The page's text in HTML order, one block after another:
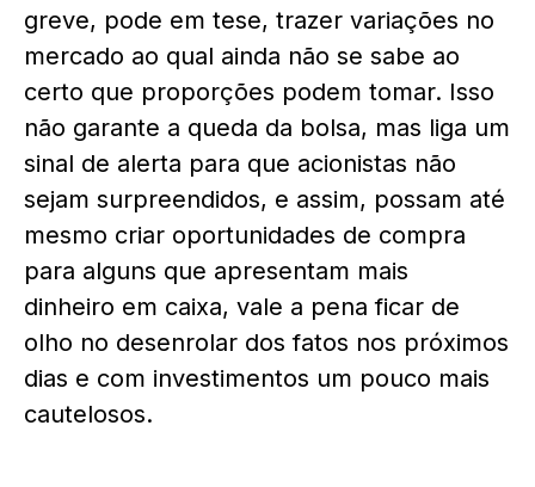
greve, pode em tese, trazer variações no
mercado ao qual ainda não se sabe ao
certo que proporções podem tomar. Isso
não garante a queda da bolsa, mas liga um
sinal de alerta para que acionistas não
sejam surpreendidos, e assim, possam até
mesmo criar oportunidades de compra
para alguns que apresentam mais
dinheiro em caixa, vale a pena ficar de
olho no desenrolar dos fatos nos próximos
dias e com investimentos um pouco mais
cautelosos.